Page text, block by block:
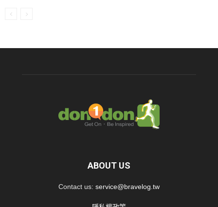
ABOUT US
Contact us: service@bravelog.tw